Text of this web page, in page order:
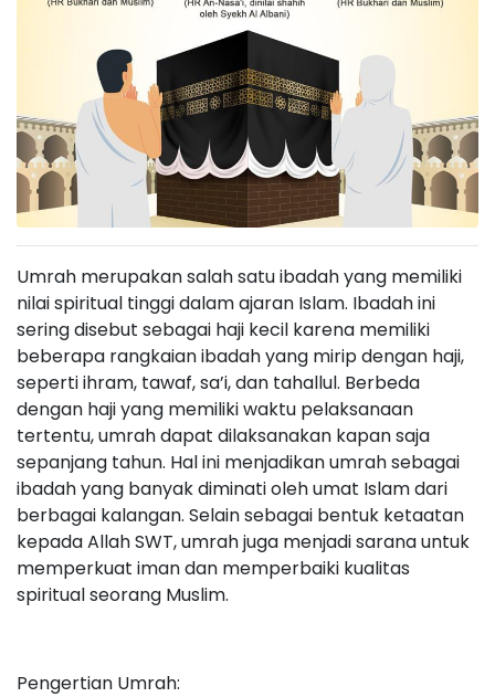
Umrah merupakan salah satu ibadah yang memiliki
nilai spiritual tinggi dalam ajaran Islam. Ibadah ini
sering disebut sebagai haji kecil karena memiliki
beberapa rangkaian ibadah yang mirip dengan haji,
seperti ihram, tawaf, sa’i, dan tahallul. Berbeda
dengan haji yang memiliki waktu pelaksanaan
tertentu, umrah dapat dilaksanakan kapan saja
sepanjang tahun. Hal ini menjadikan umrah sebagai
ibadah yang banyak diminati oleh umat Islam dari
berbagai kalangan. Selain sebagai bentuk ketaatan
kepada Allah SWT, umrah juga menjadi sarana untuk
memperkuat iman dan memperbaiki kualitas
spiritual seorang Muslim.
Pengertian Umrah: